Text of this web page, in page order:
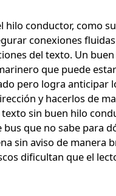
hilo conductor, como
conexiones
del texto. Un
que puede
pero logra anticipar
y hacerlos de
sin buen hilo
que no sabe para
sin aviso de manera
dificultan que el